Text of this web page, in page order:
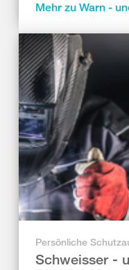
Mehr zu Warn -
Persönliche
Schweisser -